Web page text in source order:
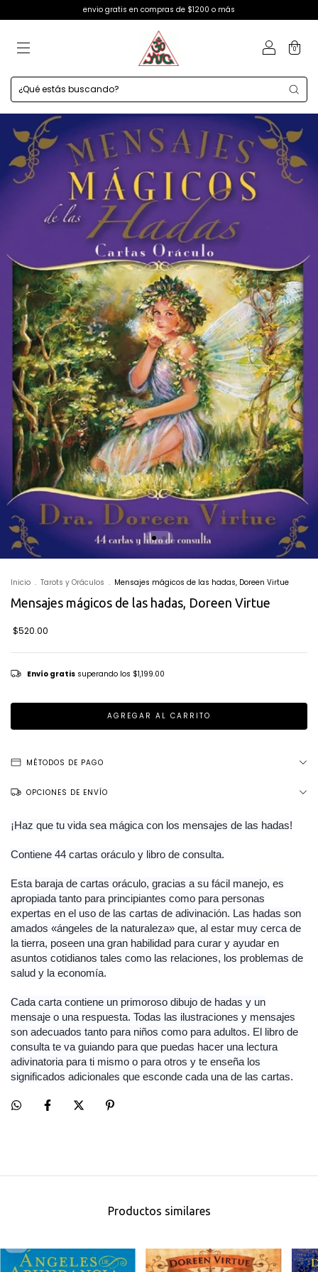
envio gratis en compras de $1200 o más
0
Inicio . Tarots y Oráculos . Mensajes mágicos de las hadas, Doreen Virtue
Mensajes mágicos de las hadas, Doreen Virtue
$520.00
Envío gratis superando los $1,199.00
MÉTODOS DE PAGO
OPCIONES DE ENVÍO
¡Haz que tu vida sea mágica con los mensajes de las hadas!
Contiene 44 cartas oráculo y libro de consulta.
Esta baraja de cartas oráculo, gracias a su fácil manejo, es
apropiada tanto para principiantes como para personas
expertas en el uso de las cartas de adivinación. Las hadas son
amados «ángeles de la naturaleza» que, al estar muy cerca de
la tierra, poseen una gran habilidad para curar y ayudar en
asuntos cotidianos tales como las relaciones, los problemas de
salud y la economía.
Cada carta contiene un primoroso dibujo de hadas y un
mensaje o una respuesta. Todas las ilustraciones y mensajes
son adecuados tanto para niños como para adultos. El libro de
consulta te va guiando para que puedas hacer una lectura
adivinatoria para ti mismo o para otros y te enseña los
significados adicionales que esconde cada una de las cartas.
Productos similares